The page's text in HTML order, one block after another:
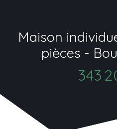
Maison
pièces -
343